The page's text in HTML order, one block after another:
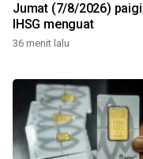
Jumat (7/8/2026)
IHSG menguat
36 menit lalu